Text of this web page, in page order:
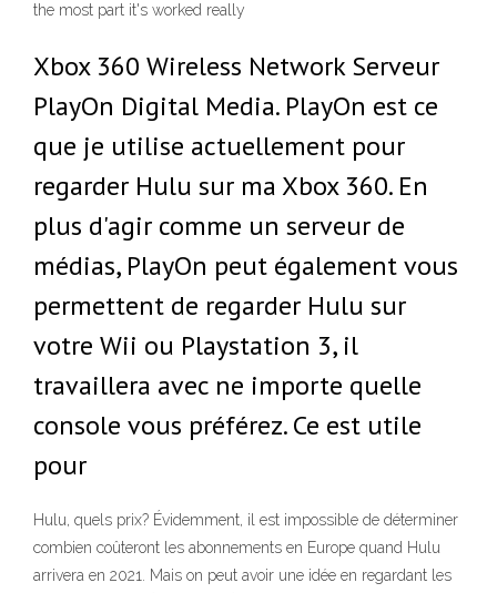
the most part it's worked really
Xbox 360 Wireless Network Serveur
PlayOn Digital Media. PlayOn est ce
que je utilise actuellement pour
regarder Hulu sur ma Xbox 360. En
plus d'agir comme un serveur de
médias, PlayOn peut également vous
permettent de regarder Hulu sur
votre Wii ou Playstation 3, il
travaillera avec ne importe quelle
console vous préférez. Ce est utile
pour
Hulu, quels prix? Évidemment, il est impossible de déterminer
combien coûteront les abonnements en Europe quand Hulu
arrivera en 2021. Mais on peut avoir une idée en regardant les